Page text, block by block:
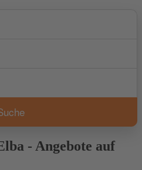
- Angebote auf